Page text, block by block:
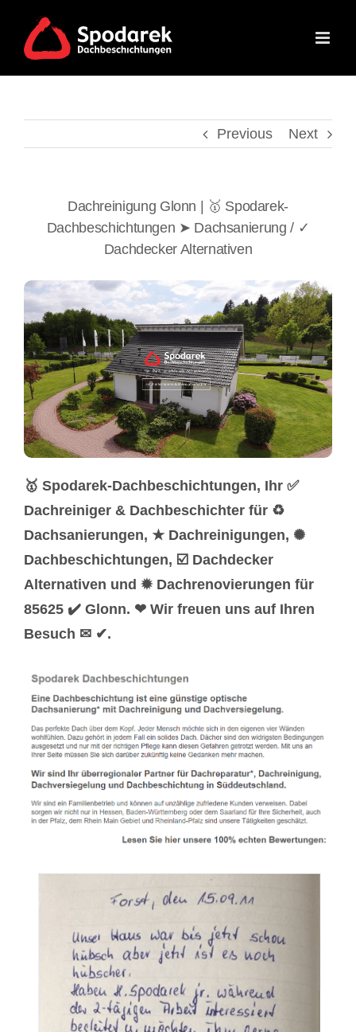
content
Previous Next
Dachreinigung Glonn | 🥇 Spodarek-
Dachbeschichtungen ➤ Dachsanierung / ✓
Dachdecker Alternativen
🥇 Spodarek-Dachbeschichtungen, Ihr ✅
Dachreiniger & Dachbeschichter für ♻
Dachsanierungen, ★ Dachreinigungen, ✺
Dachbeschichtungen, ☑️ Dachdecker
Alternativen und ✹ Dachrenovierungen für
85625 ✔️ Glonn. ❤ Wir freuen uns auf Ihren
Besuch ✉ ✔.